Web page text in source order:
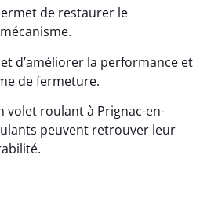
de restaurer le
d’améliorer la performance et
de fermeture.
volet roulant à Prignac-en-
peuvent retrouver leur